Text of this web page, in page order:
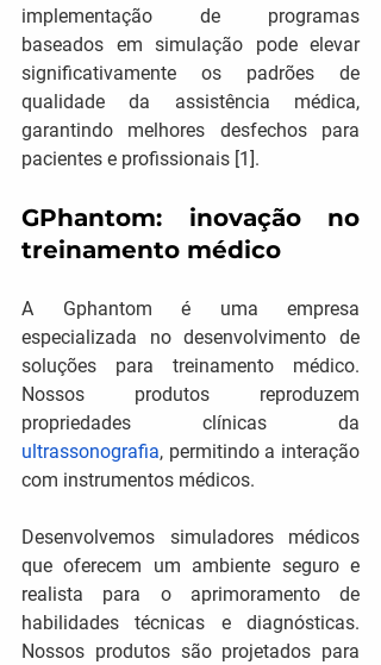
implementação de programas
baseados em simulação pode elevar
significativamente os padrões de
qualidade da assistência médica,
garantindo melhores desfechos para
pacientes e profissionais [1].
GPhantom: inovação no
treinamento médico
A Gphantom é uma empresa
especializada no desenvolvimento de
soluções para treinamento médico.
Nossos produtos reproduzem
ultrassonografia, permitindo a interação
com instrumentos médicos.
Desenvolvemos simuladores médicos
que oferecem um ambiente seguro e
realista para o aprimoramento de
habilidades técnicas e diagnósticas.
Nossos produtos são projetados para